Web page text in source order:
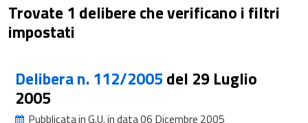
Trovate 1 delibere che verificano i filtri
impostati
Delibera n. 112/2005 del 29 Luglio
2005
Pubblicata in G.U. in data 06 Dicembre 2005